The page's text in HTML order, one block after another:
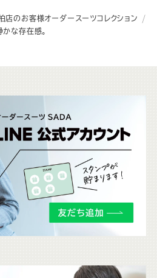
プページ
店のお客様オーダースーツコレクション
かな存在感。